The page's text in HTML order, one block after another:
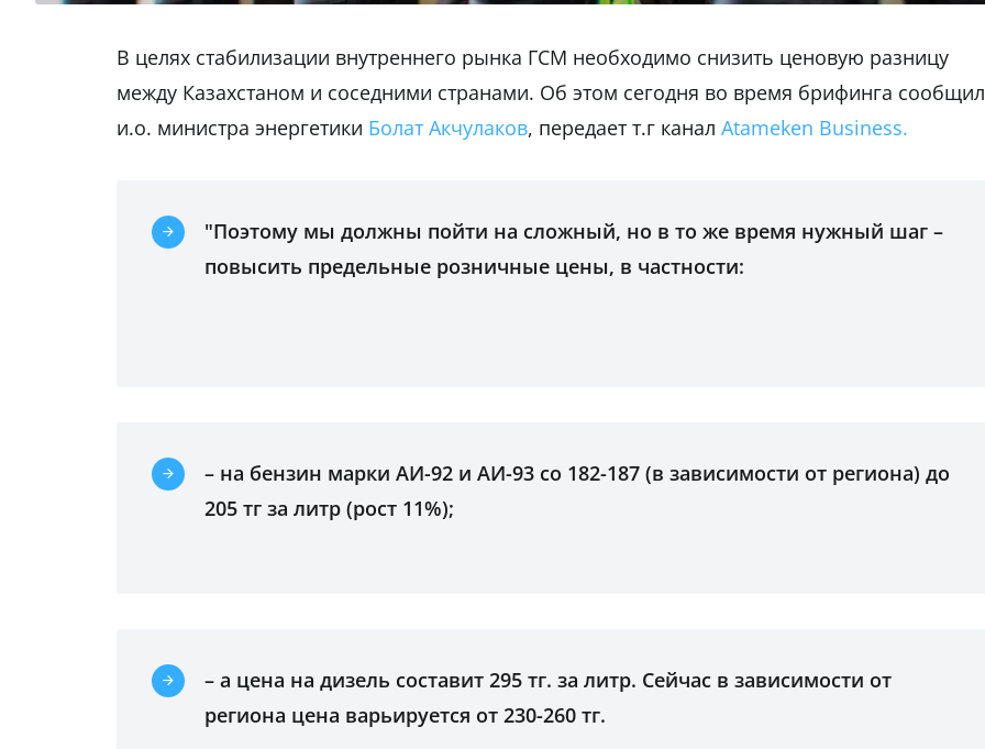
В целях стабилизации внутреннего рынка ГСМ необходимо снизить ценовую разницу
между Казахстаном и соседними странами. Об этом сегодня во время брифинга сообщил
и.о. министра энергетики Болат Акчулаков, передает т.г канал Atameken Business.
"Поэтому мы должны пойти на сложный, но в то же время нужный шаг –
повысить предельные розничные цены, в частности:
– на бензин марки АИ-92 и АИ-93 со 182-187 (в зависимости от региона) до
205 тг за литр (рост 11%);
– а цена на дизель составит 295 тг. за литр. Сейчас в зависимости от
региона цена варьируется от 230-260 тг.